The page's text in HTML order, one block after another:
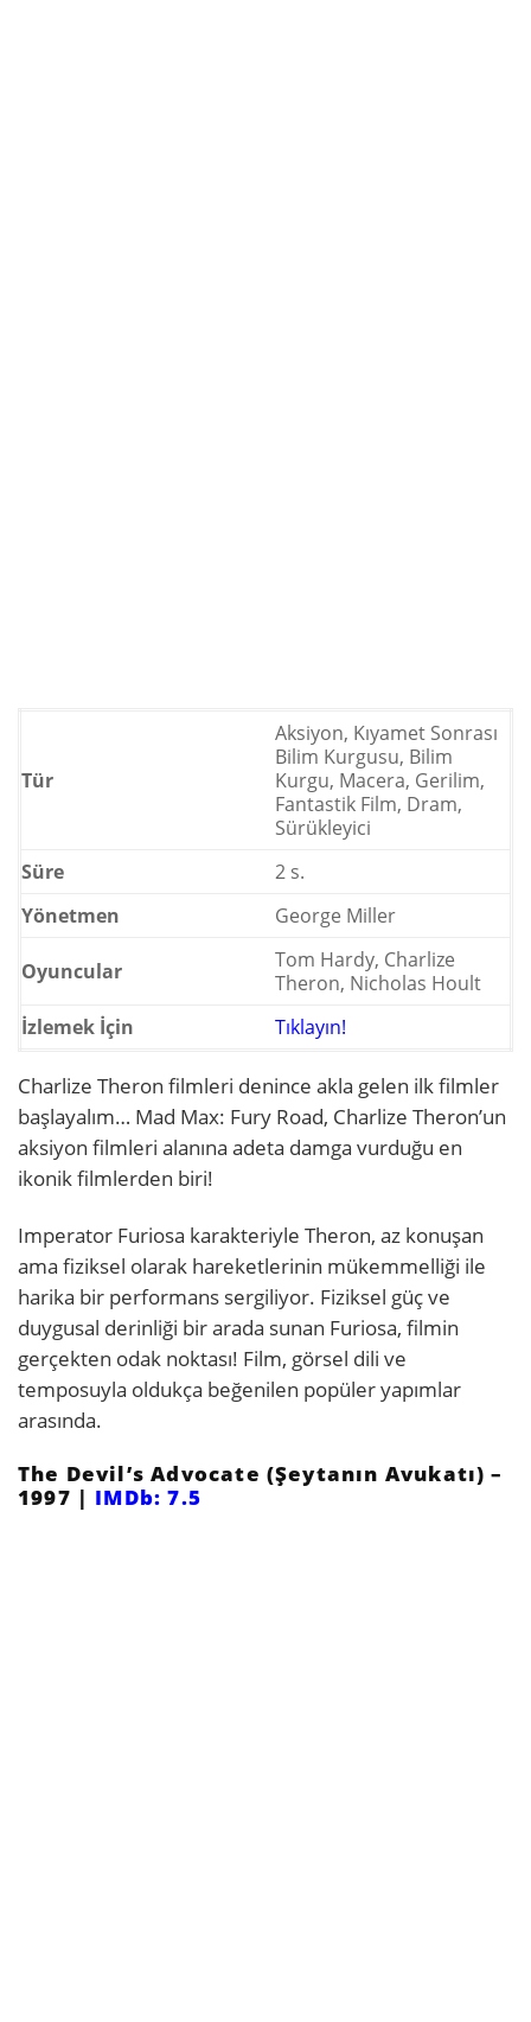
Tür
Aksiyon, Kıyamet Sonrası
Bilim Kurgusu, Bilim
Kurgu, Macera, Gerilim,
Fantastik Film, Dram,
Sürükleyici
Süre
2 s.
Yönetmen
George Miller
Oyuncular
Tom Hardy, Charlize
Theron, Nicholas Hoult
İzlemek İçin
Tıklayın!
Charlize Theron filmleri denince akla gelen ilk filmler
başlayalım… Mad Max: Fury Road, Charlize Theron’un
aksiyon filmleri alanına adeta damga vurduğu en
ikonik filmlerden biri!
Imperator Furiosa karakteriyle Theron, az konuşan
ama fiziksel olarak hareketlerinin mükemmelliği ile
harika bir performans sergiliyor. Fiziksel güç ve
duygusal derinliği bir arada sunan Furiosa, filmin
gerçekten odak noktası! Film, görsel dili ve
temposuyla oldukça beğenilen popüler yapımlar
arasında.
The Devil’s Advocate (Şeytanın Avukatı) –
1997 | IMDb: 7.5